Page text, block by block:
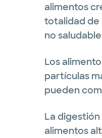
alimentos
totalidad de
no
Los
partículas
pueden
La
alimentos